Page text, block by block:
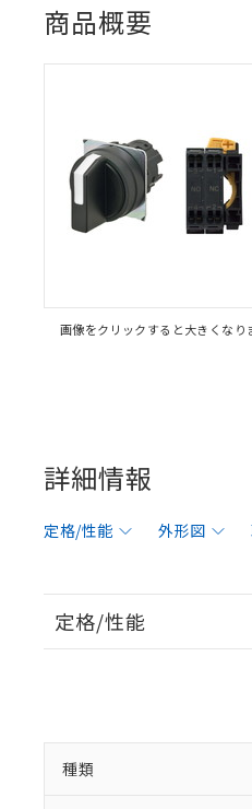
商品概要
画像をクリックすると大きくなり
詳細情報
定格/性能 外形図
定格/性能
種類